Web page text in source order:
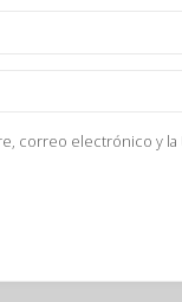
correo electrónico y la